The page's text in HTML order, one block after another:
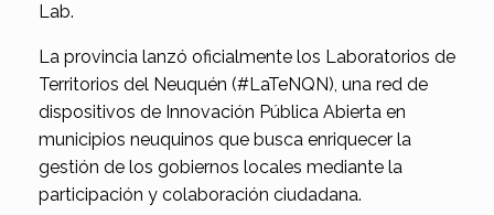
Lab.
La provincia lanzó oficialmente los Laboratorios de
Territorios del Neuquén (#LaTeNQN), una red de
dispositivos de Innovación Pública Abierta en
municipios neuquinos que busca enriquecer la
gestión de los gobiernos locales mediante la
participación y colaboración ciudadana.